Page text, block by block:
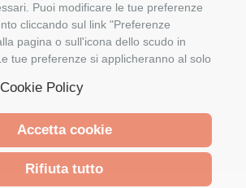
Puoi modificare le tue preferenze
cliccando sul link "Preferenze
pagina o sull'icona dello scudo in
tue preferenze si applicheranno al solo
Cookie Policy
Accetta cookie
Rifiuta tutto